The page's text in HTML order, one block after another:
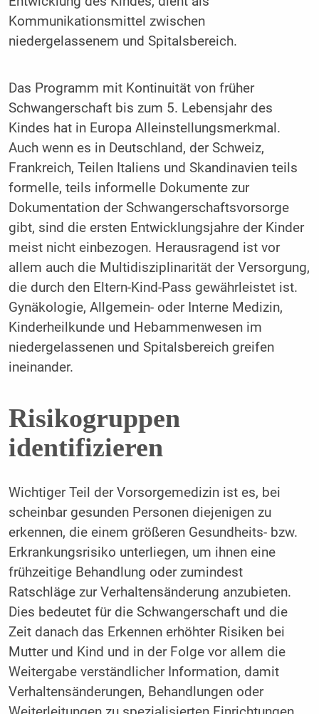
Kommunikationsmittel zwischen
niedergelassenem und Spitalsbereich.
Das Programm mit Kontinuität von früher
Schwangerschaft bis zum 5. Lebensjahr des
Kindes hat in Europa Alleinstellungsmerkmal.
Auch wenn es in Deutschland, der Schweiz,
Frankreich, Teilen Italiens und Skandinavien teils
formelle, teils informelle Dokumente zur
Dokumentation der Schwangerschaftsvorsorge
gibt, sind die ersten Entwicklungsjahre der Kinder
meist nicht einbezogen. Herausragend ist vor
allem auch die Multidisziplinarität der Versorgung,
die durch den Eltern-Kind-Pass gewährleistet ist.
Gynäkologie, Allgemein- oder Interne Medizin,
Kinderheilkunde und Hebammenwesen im
niedergelassenen und Spitalsbereich greifen
ineinander.
Risikogruppen
identifizieren
Wichtiger Teil der Vorsorgemedizin ist es, bei
scheinbar gesunden Personen diejenigen zu
erkennen, die einem größeren Gesundheits- bzw.
Erkrankungsrisiko unterliegen, um ihnen eine
frühzeitige Behandlung oder zumindest
Ratschläge zur Verhaltensänderung anzubieten.
Dies bedeutet für die Schwangerschaft und die
Zeit danach das Erkennen erhöhter Risiken bei
Mutter und Kind und in der Folge vor allem die
Weitergabe verständlicher Information, damit
Verhaltensänderungen, Behandlungen oder